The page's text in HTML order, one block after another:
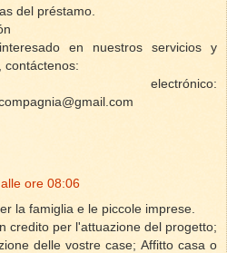
del préstamo.
en nuestros servicios y
contáctenos:
ore 08:06
la famiglia e le piccole imprese.
credito per l'attuazione del progetto;
delle vostre case; Affitto casa o